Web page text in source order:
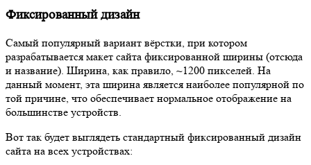
Фиксированный дизайн
Самый популярный вариант вёрстки, при котором
разрабатывается макет сайта фиксированной ширины (отсюда
и название). Ширина, как правило, ~1200 пикселей. На
данный момент, эта ширина является наиболее популярной по
той причине, что обеспечивает нормальное отображение на
большинстве устройств.
Вот так будет выглядеть стандартный фиксированный дизайн
сайта на всех устройствах: